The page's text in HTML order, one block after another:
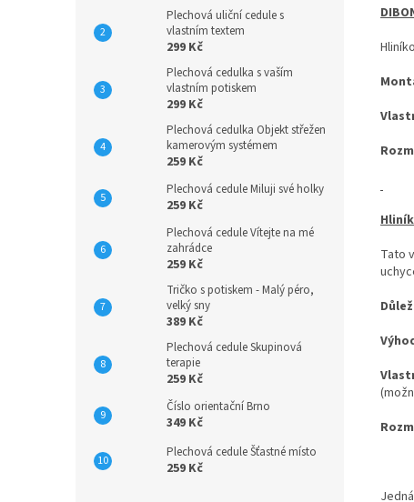
Plechová uliční cedule s
vlastním textem
299 Kč
Plechová cedulka s vaším
vlastním potiskem
299 Kč
Plechová cedulka Objekt střežen
kamerovým systémem
259 Kč
Plechová cedule Miluji své holky
259 Kč
Plechová cedule Vítejte na mé
zahrádce
259 Kč
Tričko s potiskem - Malý péro,
velký sny
389 Kč
Plechová cedule Skupinová
terapie
259 Kč
Číslo orientační Brno
349 Kč
Plechová cedule Šťastné místo
259 Kč
Tato